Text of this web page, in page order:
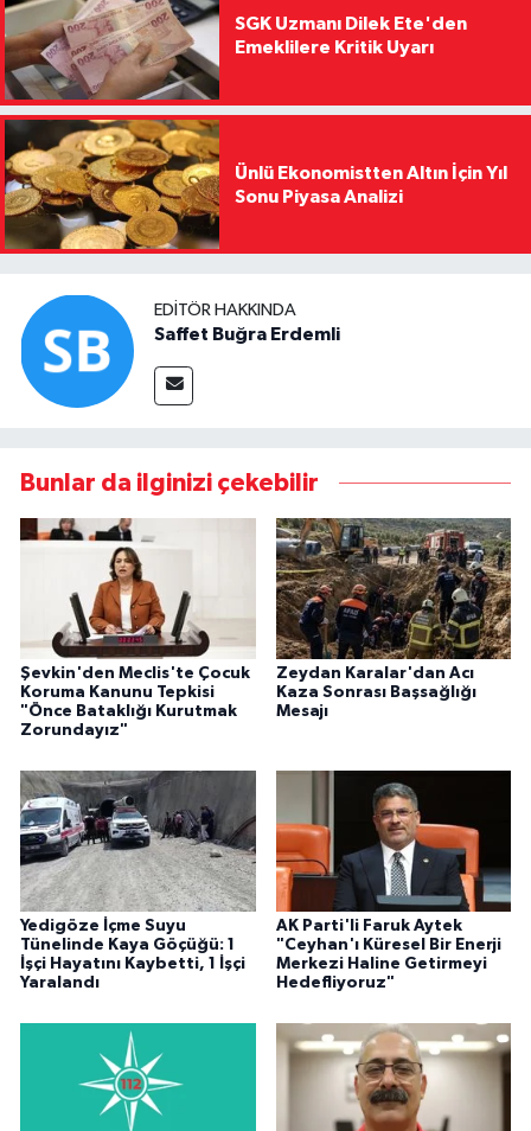
SGK Uzmanı Dilek Ete'den
Emeklilere Kritik Uyarı
Ünlü Ekonomistten Altın İçin Yıl
Sonu Piyasa Analizi
EDITÖR HAKKINDA
Saffet Buğra Erdemli
Bunlar da ilginizi çekebilir
Şevkin'den Meclis'te Çocuk
Koruma Kanunu Tepkisi
"Önce Bataklığı Kurutmak
Zorundayız"
Zeydan Karalar'dan Acı
Kaza Sonrası Başsağlığı
Mesajı
Yedigöze İçme Suyu
Tünelinde Kaya Göçüğü: 1
İşçi Hayatını Kaybetti, 1 İşçi
Yaralandı
AK Parti'li Faruk Aytek
"Ceyhan'ı Küresel Bir Enerji
Merkezi Haline Getirmeyi
Hedefliyoruz"